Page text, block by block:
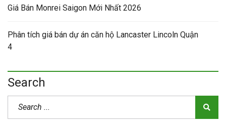
Giá Bán Monrei Saigon Mới Nhất 2026
Phân tích giá bán dự án căn hộ Lancaster Lincoln Quận
4
Search